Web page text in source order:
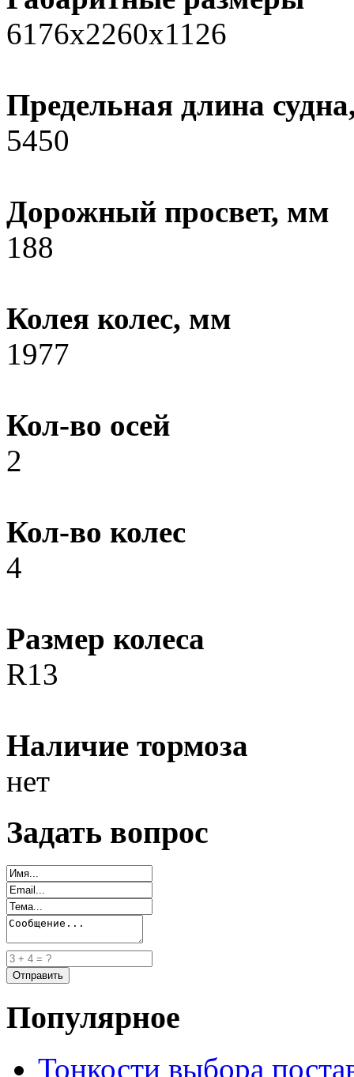
6176х2260х1126
Предельная длина
5450
Дорожный просвет, мм
188
Колея колес, мм
1977
Кол-во осей
2
Кол-во колес
4
Размер колеса
R13
Наличие тормоза
нет
Задать вопрос
Популярное
Тонкости выбора